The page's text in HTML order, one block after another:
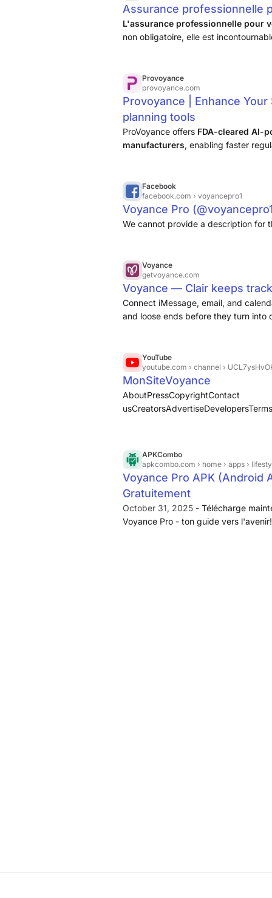
Assurance professionnelle
L'assurance professionnelle pour
non obligatoire, elle est
Provoyance
provoyance.com
Provoyance | Enhance
planning tools
ProVoyance offers FDA-cleared AI-
manufacturers, enabling faster
Facebook
facebook.com › voyancepro1
Voyance Pro
We cannot provide a description for
Voyance
getvoyance.com
Voyance — Clair keeps
Connect iMessage, email, and
and loose ends before they turn into
YouTube
youtube.com › channel ›
MonSiteVoyance
AboutPressCopyrightContact
APKCombo
apkcombo.com › home › apps ›
Voyance Pro APK (Android
Gratuitement
October 31, 2025 - Télécharge
Voyance Pro - ton guide vers